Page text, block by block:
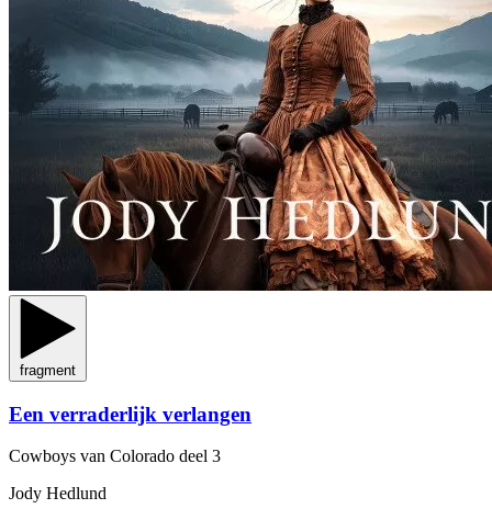
fragment
Een verraderlijk verlangen
Cowboys van Colorado deel 3
Jody Hedlund